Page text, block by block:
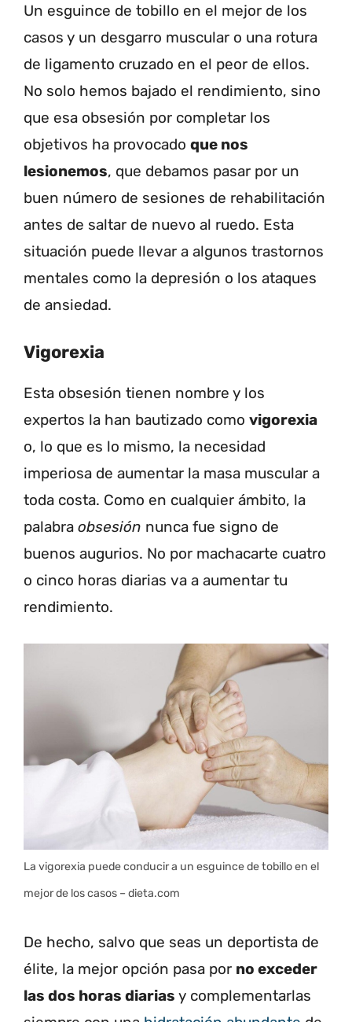
Un esguince de tobillo en el mejor de los
casos y un desgarro muscular o una rotura
de ligamento cruzado en el peor de ellos.
No solo hemos bajado el rendimiento, sino
que esa obsesión por completar los
objetivos ha provocado que nos
lesionemos, que debamos pasar por un
buen número de sesiones de rehabilitación
antes de saltar de nuevo al ruedo. Esta
situación puede llevar a algunos trastornos
mentales como la depresión o los ataques
de ansiedad.
Vigorexia
Esta obsesión tienen nombre y los
expertos la han bautizado como vigorexia
o, lo que es lo mismo, la necesidad
imperiosa de aumentar la masa muscular a
toda costa. Como en cualquier ámbito, la
palabra obsesión nunca fue signo de
buenos augurios. No por machacarte cuatro
o cinco horas diarias va a aumentar tu
rendimiento.
La vigorexia puede conducir a un esguince de tobillo en el
mejor de los casos – dieta.com
De hecho, salvo que seas un deportista de
élite, la mejor opción pasa por no exceder
las dos horas diarias y complementarlas